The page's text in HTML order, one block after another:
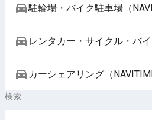
駐輪場・バイク駐車場（
レンタカー・サイクル・バイ
カーシェアリング（
検索